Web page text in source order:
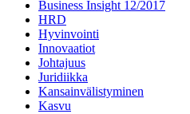
Business Insight 12/2017
HRD
Hyvinvointi
Innovaatiot
Johtajuus
Juridiikka
Kansainvälistyminen
Kasvu